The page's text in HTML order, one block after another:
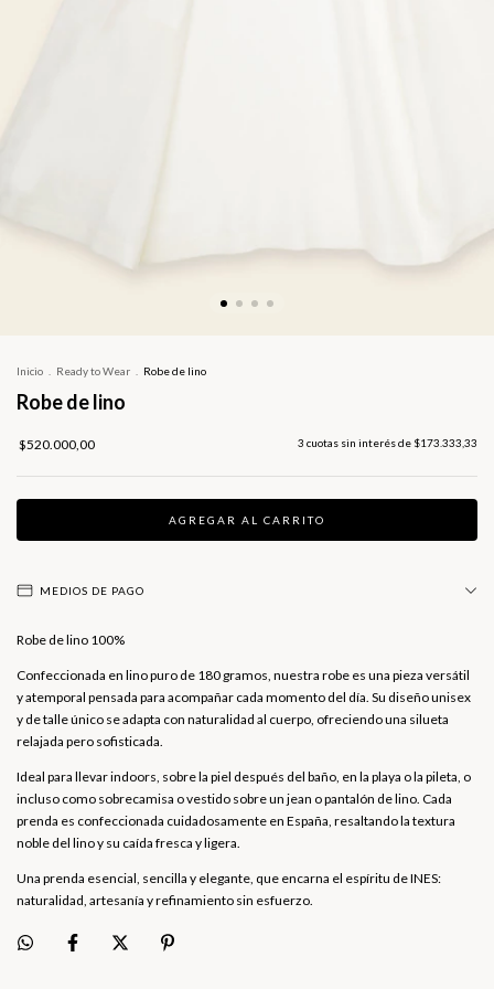
Inicio Ready to Wear Robe de lino
Robe de lino
$520.000,00 3 cuotas sin interés de $173.333,33
MEDIOS DE PAGO
Robe de lino 100%
Confeccionada en lino puro de 180 gramos, nuestra robe es una pieza versátil
y atemporal pensada para acompañar cada momento del día. Su diseño unisex
y de talle único se adapta con naturalidad al cuerpo, ofreciendo una silueta
relajada pero sofisticada.
Ideal para llevar indoors, sobre la piel después del baño, en la playa o la pileta, o
incluso como sobrecamisa o vestido sobre un jean o pantalón de lino. Cada
prenda es confeccionada cuidadosamente en España, resaltando la textura
noble del lino y su caída fresca y ligera.
Una prenda esencial, sencilla y elegante, que encarna el espíritu de INES:
naturalidad, artesanía y refinamiento sin esfuerzo.